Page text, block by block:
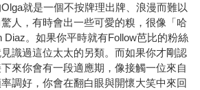
就是一個不按牌理出牌、浪漫而難以
人，有時會出一些可愛的糗，很像「哈
Diaz。如果你平時就有Follow芭比的粉絲
識過這位太太的另類。而如果你才剛認
來你會有一段適應期，像接觸一位來自
調好，你會在翻白眼與開懷大笑中來回